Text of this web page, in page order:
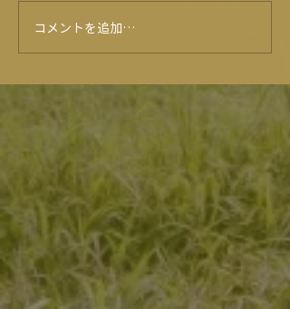
旭志牛試食会！？😍
コメントを追加…